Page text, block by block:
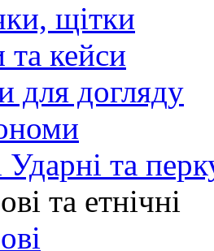
щітки
кейси
для догляду
та
та етнічні